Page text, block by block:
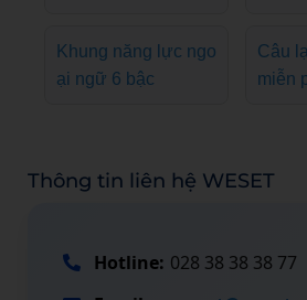
Khung năng lực ngo
ại ngữ 6 bậc
Câu
miễn
Thông tin liên hệ WESET
Hotline: 028 38 38 38 77